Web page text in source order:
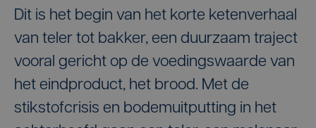
Dit is het begin van het korte ketenverhaal
van teler tot bakker, een duurzaam traject
vooral gericht op de voedingswaarde van
het eindproduct, het brood. Met de
stikstofcrisis en bodemuitputting in het